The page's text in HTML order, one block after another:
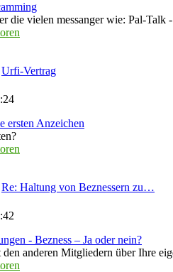
die vielen messanger wie: Pal-
Urfi-Vertrag
ersten Anzeichen
Re: Haltung von Beznessern zu…
- Bezness – Ja oder nein?
den anderen Mitgliedern über Ihre